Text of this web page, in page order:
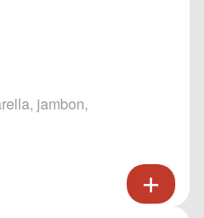
jambon,